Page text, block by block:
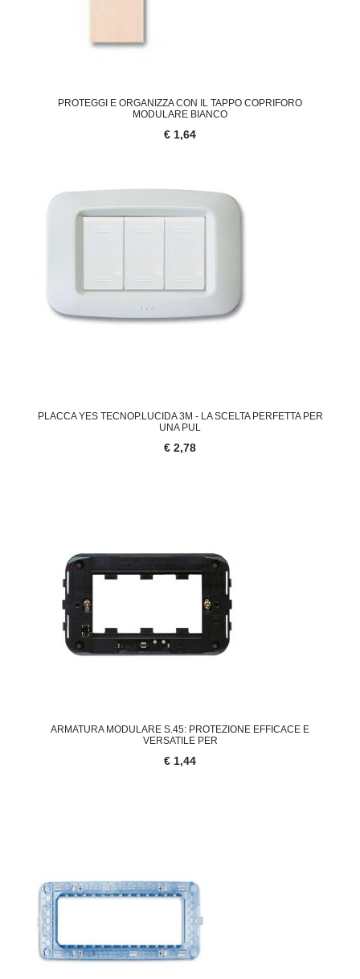
PROTEGGI E ORGANIZZA CON IL TAPPO COPRIFORO
MODULARE BIANCO
€ 1,64
PLACCA YES TECNOP.LUCIDA 3M - LA SCELTA PERFETTA PER
UNA PUL
€ 2,78
ARMATURA MODULARE S.45: PROTEZIONE EFFICACE E
VERSATILE PER
€ 1,44